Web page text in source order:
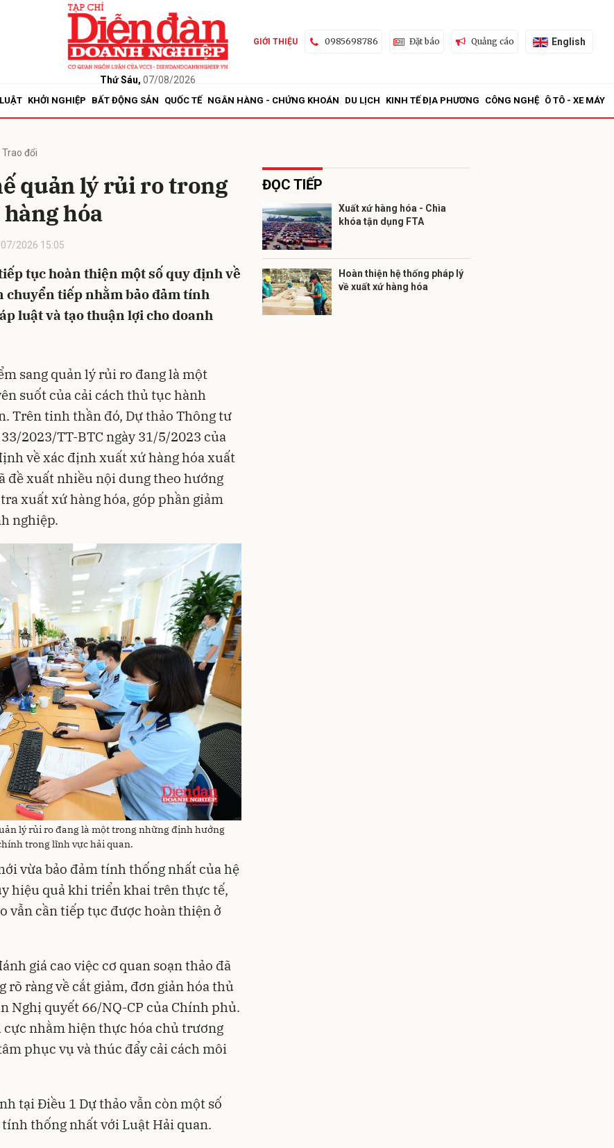
Thứ Sáu, 07/08/2026
GIỚI THIỆU 0985698786 Đặt báo Quảng cáo English
KHỞI NGHIỆP BẤT ĐỘNG SẢN QUỐC TẾ NGÂN HÀNG - CHỨNG KHOÁN DU LỊCH KINH TẾ ĐỊA PHƯƠNG CÔNG NGHỆ Ô TÔ - XE MÁY
đổi
quản lý rủi ro trong
hóa
2026 15:05
tục hoàn thiện một số quy định về
chuyển tiếp nhằm bảo đảm tính
luật và tạo thuận lợi cho doanh
sang quản lý rủi ro đang là một
suốt của cải cách thủ tục hành
Trên tinh thần đó, Dự thảo Thông tư
2023/TT-BTC ngày 31/5/2023 của
về xác định xuất xứ hàng hóa xuất
đề xuất nhiều nội dung theo hướng
xuất xứ hàng hóa, góp phần giảm
nghiệp.
lý rủi ro đang là một trong những định hướng
trong lĩnh vực hải quan.
vừa bảo đảm tính thống nhất của hệ
hiệu quả khi triển khai trên thực tế,
vẫn cần tiếp tục được hoàn thiện ở
giá cao việc cơ quan soạn thảo đã
ràng về cắt giảm, đơn giản hóa thủ
Nghị quyết 66/NQ-CP của Chính phủ.
nhằm hiện thực hóa chủ trương
phục vụ và thúc đẩy cải cách môi
tại Điều 1 Dự thảo vẫn còn một số
thống nhất với Luật Hải quan.
ĐỌC TIẾP
Xuất xứ hàng hóa - Chìa
khóa tận dụng FTA
Hoàn thiện hệ thống pháp lý
về xuất xứ hàng hóa
Gửi